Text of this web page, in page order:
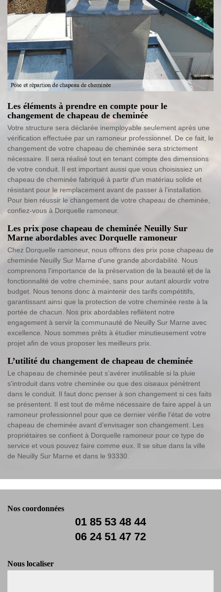
Les éléments à prendre en compte pour le
changement de chapeau de cheminée
Votre structure sera déclarée inemployable seulement après une
vérification effectuée par un ramoneur professionnel. De ce fait, le
changement de votre chapeau de cheminée sera strictement
nécessaire. Il sera réalisé tout en tenant compte des dimensions
de votre conduit. Il est important aussi que vous choisissiez un
chapeau de cheminée fabriqué à partir d'un matériau solide et
résistant pour le remplacement avant de passer à l’installation.
Pour bien réussir le changement de votre chapeau de cheminée,
confiez-vous à Dorquelle ramoneur.
Les prix pose chapeau de cheminée Neuilly Sur
Marne abordables avec Dorquelle ramoneur
Chez Dorquelle ramoneur, nous offrons des prix pose chapeau de
cheminée Neuilly Sur Marne d'une grande abordabilité. Nous
comprenons l'importance de la préservation de la beauté et de la
fonctionnalité de votre cheminée, sans pour autant alourdir votre
budget. Nous tenons donc à maintenir des tarifs compétitifs,
garantissant ainsi que la protection de votre cheminée reste à la
portée de chacun. Nos prix abordables reflètent notre
engagement à servir la communauté de Neuilly Sur Marne avec
excellence. Nous sommes prêts à étudier minutieusement votre
projet afin de vous proposer les meilleurs prix.
L’utilité du changement de chapeau de cheminée
Le chapeau de cheminée peut s’avérer inutilisable si la pluie
s'introduit dans votre cheminée ou que des oiseaux pénètrent
dans le conduit. Il faut donc penser à son changement si ces faits
se présentent. Il est tout de même nécessaire de faire appel à un
ramoneur professionnel pour que ce dernier vérifie l’état de votre
chapeau de cheminée avant d’envisager son changement. Les
propriétaires se confient à Dorquelle ramoneur pour ce type de
service et vous pouvez faire comme eux. Il se situe dans la ville
de Neuilly Sur Marne et dans le 93330.
Nos coordonnées
01 85 53 48 44
06 24 51 47 72
Nous localiser